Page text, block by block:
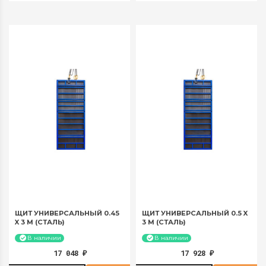
ЩИТ УНИВЕРСАЛЬНЫЙ 0.45
X 3 М (СТАЛЬ)
В наличии
17 048 ₽
ЩИТ УНИВЕРСАЛЬНЫЙ 0.5 X
3 М (СТАЛЬ)
В наличии
17 928 ₽